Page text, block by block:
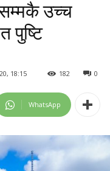
सम्मकै उच्च
पुष्टि
18:15 0
182
WhatsApp